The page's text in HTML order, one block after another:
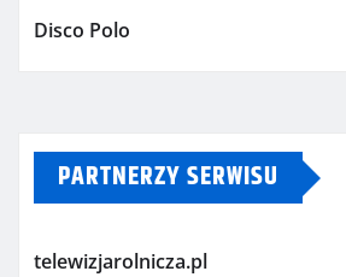
Disco Polo
PARTNERZY SERWISU
telewizjarolnicza.pl